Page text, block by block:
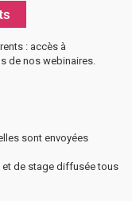
: accès à
de nos webinaires.
sont envoyées
et de stage diffusée tous